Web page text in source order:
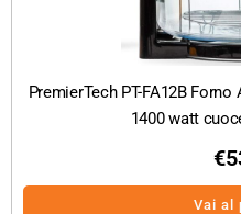
PremierTech PT-FA12B
1400 watt
€
Vai al